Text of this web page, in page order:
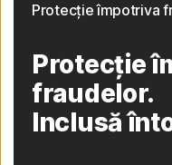
Protecție împotriva
Protecție
fraudelor.
Inclusă